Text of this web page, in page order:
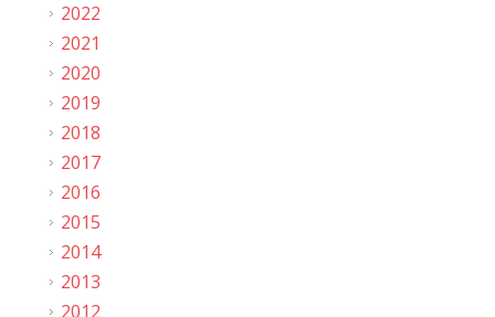
2022
2021
2020
2019
2018
2017
2016
2015
2014
2013
2012